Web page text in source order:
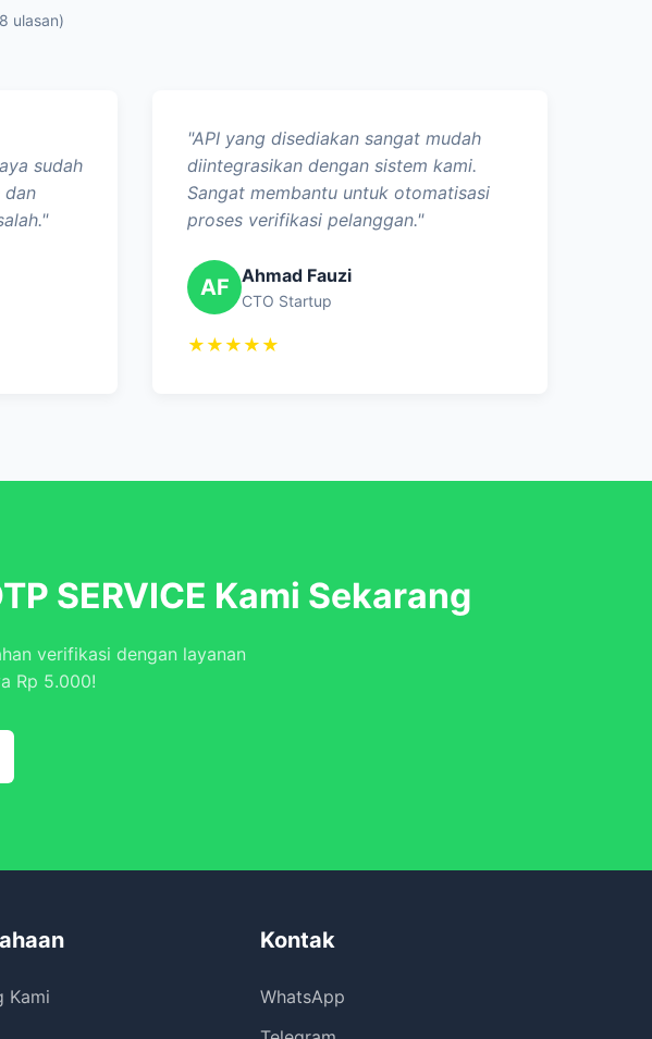
ulasan)
sudah
dan
"API yang disediakan sangat mudah
diintegrasikan dengan sistem kami.
Sangat membantu untuk otomatisasi
proses verifikasi pelanggan."
AF Ahmad Fauzi
CTO Startup
★★★★★
SERVICE Kami Sekarang
verifikasi dengan layanan
Rp 5.000!
Kami
Kontak
WhatsApp